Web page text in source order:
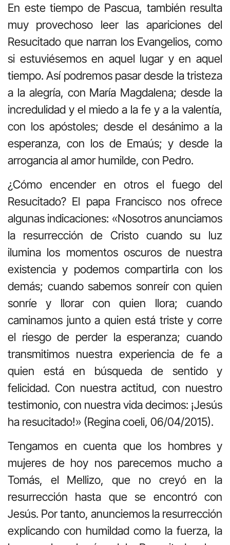
En este tiempo de Pascua, también resulta
muy provechoso leer las apariciones del
Resucitado que narran los Evangelios, como
si estuviésemos en aquel lugar y en aquel
tiempo. Así podremos pasar desde la tristeza
a la alegría, con María Magdalena; desde la
incredulidad y el miedo a la fe y a la valentía,
con los apóstoles; desde el desánimo a la
esperanza, con los de Emaús; y desde la
arrogancia al amor humilde, con Pedro.
¿Cómo encender en otros el fuego del
Resucitado? El papa Francisco nos ofrece
algunas indicaciones: «Nosotros anunciamos
la resurrección de Cristo cuando su luz
ilumina los momentos oscuros de nuestra
existencia y podemos compartirla con los
demás; cuando sabemos sonreír con quien
sonríe y llorar con quien llora; cuando
caminamos junto a quien está triste y corre
el riesgo de perder la esperanza; cuando
transmitimos nuestra experiencia de fe a
quien está en búsqueda de sentido y
felicidad. Con nuestra actitud, con nuestro
testimonio, con nuestra vida decimos: ¡Jesús
ha resucitado!» (Regina coeli, 06/04/2015).
Tengamos en cuenta que los hombres y
mujeres de hoy nos parecemos mucho a
Tomás, el Mellizo, que no creyó en la
resurrección hasta que se encontró con
Jesús. Por tanto, anunciemos la resurrección
explicando con humildad como la fuerza, la